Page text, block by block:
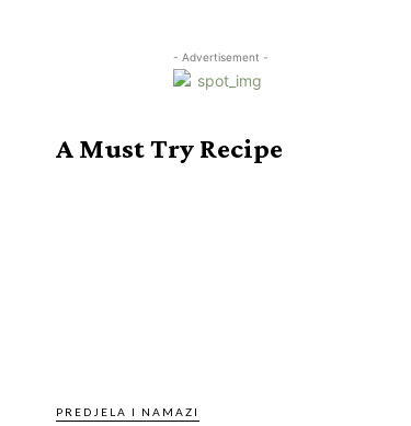
- Advertisement -
A Must Try Recipe
PREDJELA I NAMAZI